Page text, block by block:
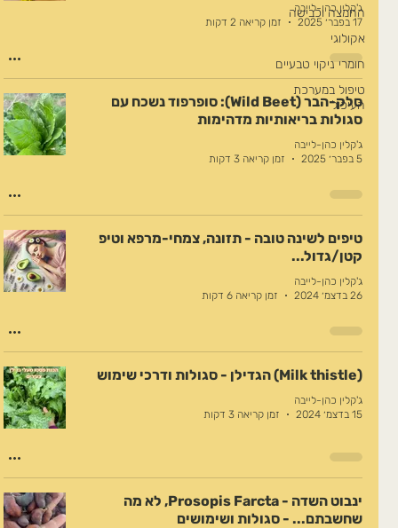
החמצה וכבישה
אקולוגי
חומרי ניקוי טבעיים
טיפול במערכת
העיכול
ג'קלין כהן-לייבה
17 בפבר׳ 2025
זמן קריאה 2 דקות
סלק-הבר (Wild Beet): סופרפוד נשכח עם
סגולות בריאותיות מדהימות
ג'קלין כהן-לייבה
5 בפבר׳ 2025
זמן קריאה 3 דקות
טיפים לשינה טובה - תזונה, צמחי-מרפא וטיפ
קטן/גדול...
ג'קלין כהן-לייבה
26 בדצמ׳ 2024
זמן קריאה 6 דקות
(Milk thistle) הגדילן - סגולות ודרכי שימוש
ג'קלין כהן-לייבה
15 בדצמ׳ 2024
זמן קריאה 3 דקות
ינבוט השדה - Prosopis Farcta, לא מה
שחשבתם... - סגולות ושימושים